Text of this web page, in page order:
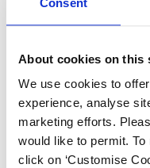
About cookies on this
We use cookies to
experience, analyse
marketing efforts.
would like to permit.
click on ‘Customise
af to ens bakker,
25 %.
‘Easy-Rep’displayet ,
Cadbury’s Mini Eggs,
Sale. Det kan samles på
opmærksomhed i
både omkostninger og
CEO for Smurfit Kappa